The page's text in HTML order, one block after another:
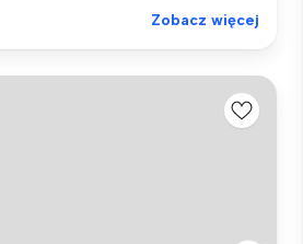
Zobacz więcej